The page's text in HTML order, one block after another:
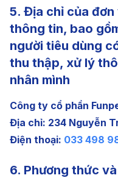
5. Địa chỉ của
thông tin, bao
người tiêu dùng
thu thập, xử lý
nhân mình
Công ty cổ phần
Địa chỉ: 234 Nguyễn
Điện thoại: 033 498
6. Phương thức